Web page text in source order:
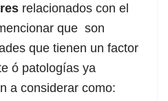
relacionados con el
que son
que tienen un factor
ó patologías ya
a considerar como: